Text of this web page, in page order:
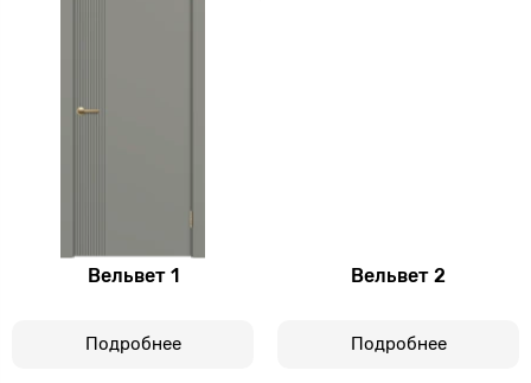
Вельвет 1
Подробнее
Вельвет 2
Подробнее